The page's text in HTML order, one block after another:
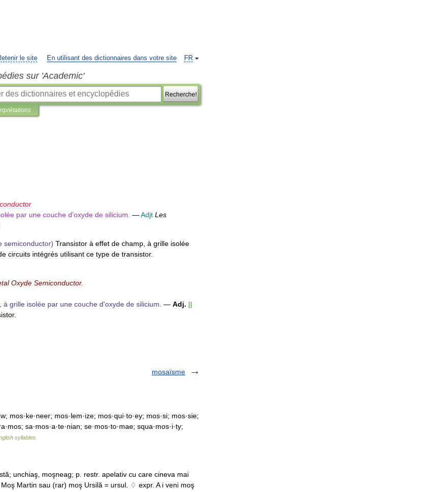
FR
le site En utilisant des dictionnaires dans votre site
sur 'Academic'
Recherche!
par une couche d'oxyde de silicium —Adjt Les
semiconductor) Transistor à effet de champ à grille isolée
circuits intégrés utilisant ce type de transistor.
Oxyde Semiconductor.
à grille isolée par une couche d'oxyde de silicium — Adj. ||
.
mosaïsme
mos·ke·neer; mos·lem·ize; mos·qui·to·ey; mos·si; mos·sie;
sa·mos·a·te·nian; se·mos·to·mae; squa·mos·i·ty;
syllables
unchiaş, moşneag; p. restr. apelativ cu care cineva mai
Martin sau (rar) moş Ursilă = ursul. ♢ expr. A i veni moş